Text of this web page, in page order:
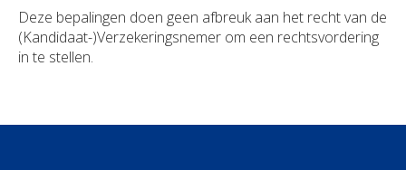
Deze bepalingen doen geen afbreuk aan het recht van de
(Kandidaat-)Verzekeringsnemer om een rechtsvordering
in te stellen.